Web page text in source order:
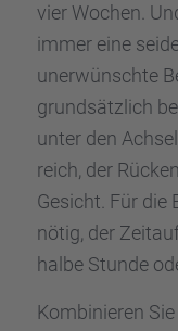
vier Wochen.
immer eine
unerwünschte
grund­sätz­lich
unter den
reich, der
Gesicht. Für die
nötig, der
halbe Stunde
Kombi­nie­ren